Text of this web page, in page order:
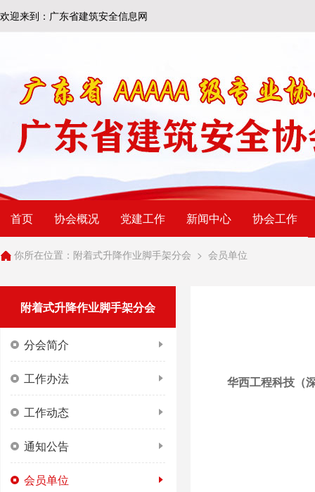
欢迎来到：广东省建筑安全信息网
首页 协会概况 党建工作 新闻中心 协会工作
你所在位置： 附着式升降作业脚手架分会 > 会员单位
附着式升降作业脚手架分会
分会简介
工作办法
工作动态
通知公告
会员单位
华西工程科技（